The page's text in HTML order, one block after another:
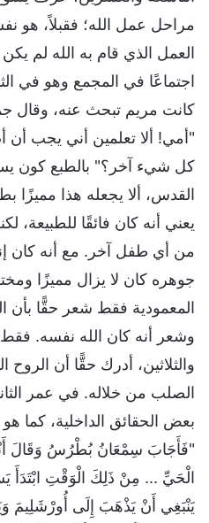
مراحل عمل الله؛ فقبلاً، هو
العمل الذي قام به الله لم
اجتماعًا في المجمع وهو في
كانت مريم تبحث عنه، وقال
"أمي! ألا تعلمين أني يجب أن
كل شيء آخر؟" بالطبع كون
القدس، ألا يجعله هذا مميزًا
يعني أنه كان فائقًا للطبيعة،
من أي طفل آخر. مع أنه كان
جوهره كان لا يزال مميزًا
المعمودية فقط شعر حقًّا بأن
وشعر أنه كان الله نفسه. فقط
والثلاثين، أدرك حقًّا أن
الصلب من خلاله. في عمر
بعض الحقائق الداخلية، كما
"فَأَجَابَ سِمْعَانُ بُطْرُسُ وَقَالَ
الْحَيِّ ... مِنْ ذَلِكَ الْوَقْتِ ابْتَدَأَ
يَنْبَغِي أَنْ يَذْهَبَ إِلَى أُورْشَلِيمَ